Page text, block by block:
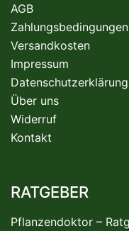
AGB
Zahlungsbedingungen
Versandkosten
Impressum
Datenschutzerklärung
Über uns
Widerruf
Kontakt
RATGEBER
Pflanzendoktor –